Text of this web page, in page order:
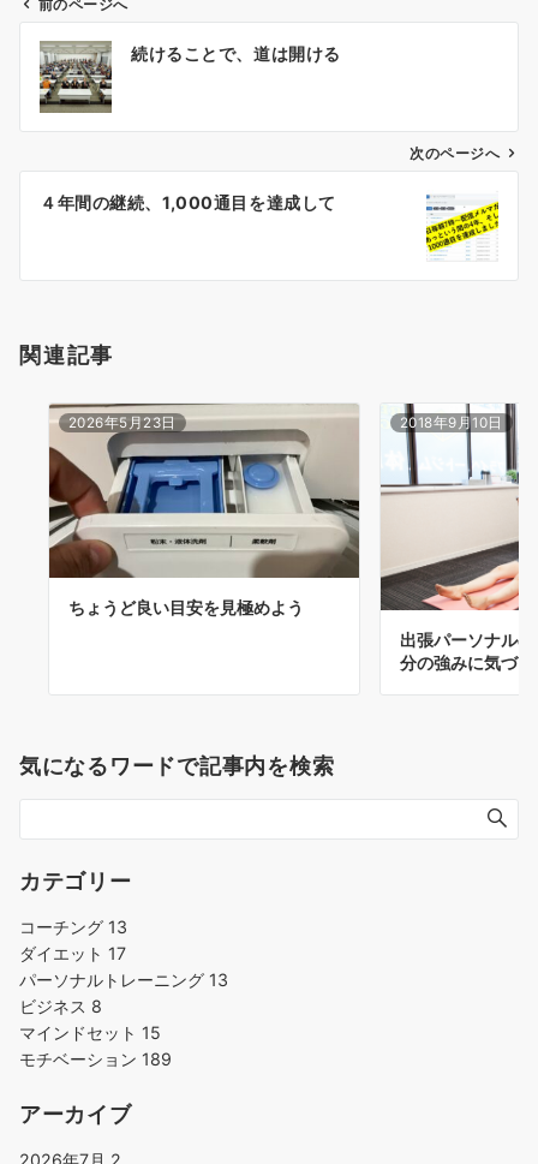
ン
前のページへ
続けることで、道は開ける
次のページへ
４年間の継続、1,000通目を達成して
関連記事
2026年5月23日
ちょうど良い目安を見極めよう
2018年9月10日
出張パーソナル
分の強みに気づ
気になるワードで記事内を検索
カテゴリー
コーチング 13
ダイエット 17
パーソナルトレーニング 13
ビジネス 8
マインドセット 15
モチベーション 189
アーカイブ